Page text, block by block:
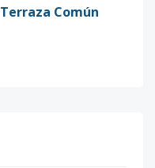
Terraza Común